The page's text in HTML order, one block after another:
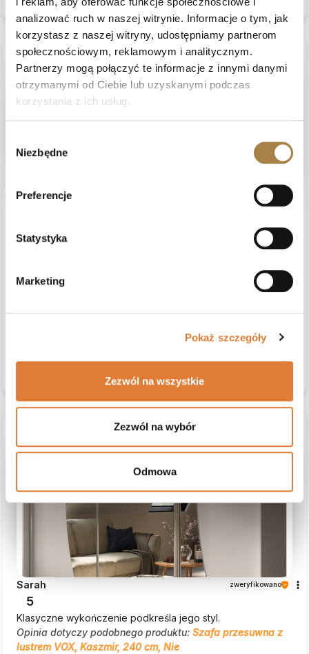
analizować ruch w naszej witrynie. Informacje o tym, jak
korzystasz z naszej witryny, udostępniamy partnerom
społecznościowym, reklamowym i analitycznym.
Partnerzy mogą połączyć te informacje z innymi danymi
otrzymanymi od Ciebie lub uzyskanymi podczas
korzystania z ich usług.
zgody
Niezbędne
Preferencje
Statystyka
Marketing
Pokaż szczegóły
Zezwól na wszystkie
Zezwól na wybór
Odmowa
zobacz produkt
Jesteśmy wdzięczni za Twoją opinię, Ewa. Dzięki takim
komentarzom jak Twój, Beautysofa24 nieustannie się
podgląd
Solidny mebel, wysokie siedzisko, odpowiednie dla osób
LEONARDO (Kolor obicia: ciemny szary (Aston 17) - Kolor
7/14/2026
zobacz produkt
Sarah zweryfikowano
5
Klasyczne wykończenie podkreśla jego styl.
Opinia dotyczy podobnego produktu: Szafa przesuwna z
lustrem VOX, Kaszmir, 240 cm, Nie